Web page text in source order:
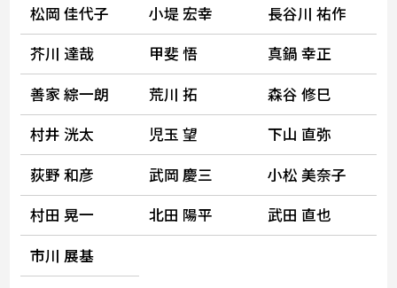
松岡 佳代子 小堤 宏幸
長谷川 祐作
芥川 達哉
甲斐 悟
真鍋 幸正
善家 綜一朗
荒川 拓
森谷 修巳
村井 洸太
児玉 望
下山 直弥
荻野 和彦
武岡 慶三
小松 美奈子
村田 晃一
北田 陽平
武田 直也
市川 展基